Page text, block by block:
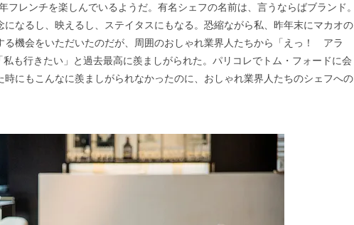
フレンチを楽しんでいるようだ。有名シェフの名前は、言うならばブランド。
なるし、映えるし、ステイタスにもなる。恐縮ながら私、昨年末にマカオの
る機会をいただいたのだが、周囲のおしゃれ業界人たちから「えっ！ アラ
も行きたい」と過去最高に羨ましがられた。パリコレでトム・フォードに会
時にもこんなに羨ましがられなかったのに、おしゃれ業界人たちのシェフへの